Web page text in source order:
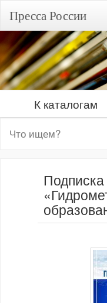
Пресса России
К каталогам